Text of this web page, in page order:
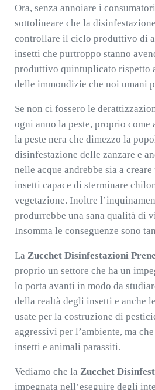
Ora, senza annoiare i
sottolineare che la
controllare il ciclo produttivo di
insetti che purtroppo stanno
produttivo quintuplicato rispetto
delle immondizie che noi umani
Se non ci fossero le
ogni anno la peste, proprio come
la peste nera che dimezzo la
disinfestazione delle zanzare e
nelle acque andrebbe sia a
insetti capace di sterminare
vegetazione. Inoltre
produrrebbe una sana qualità di
Insomma le conseguenze sono
La Zucchet Disinfestazioni
proprio un settore che ha un
lo porta avanti in modo da
della realtà degli insetti e anche
usate per la costruzione di
aggressivi per l’ambiente, ma
insetti e animali parassiti.
Vediamo che la Zucchet
impegnata nell’eseguire degli